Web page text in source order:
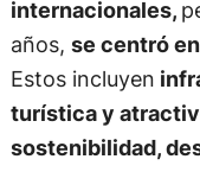
internacionales,
años, se centró
Estos incluyen
turística y
sostenibilidad,